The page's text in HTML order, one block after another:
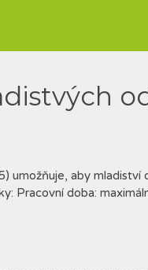
umožňuje, aby mladiství
Pracovní doba: